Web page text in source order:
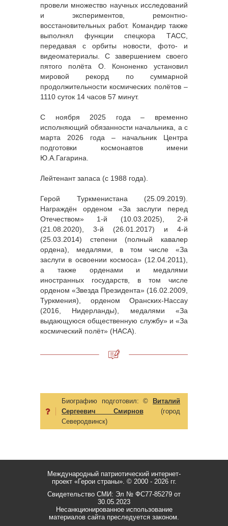
провели множество научных исследований
и экспериментов, ремонтно-
восстановительных работ. Командир также
выполнял функции спецкора ТАСС,
передавая с орбиты новости, фото- и
видеоматериалы. С завершением своего
пятого полёта О. Кононенко установил
мировой рекорд по суммарной
продолжительности космических полётов –
1110 суток 14 часов 57 минут.
С ноября 2025 года – временно
исполняющий обязанности начальника, а с
марта 2026 года – начальник Центра
подготовки космонавтов имени
Ю.А.Гагарина.
Лейтенант запаса (с 1988 года).
Герой Туркменистана (25.09.2019).
Награждён орденом «За заслуги перед
Отечеством» 1-й (10.03.2025), 2-й
(21.08.2020), 3-й (26.01.2017) и 4-й
(25.03.2014) степени (полный кавалер
ордена), медалями, в том числе «За
заслуги в освоении космоса» (12.04.2011),
а также орденами и медалями
иностранных государств, в том числе
орденом «Звезда Президента» (16.02.2009,
Туркмения), орденом Оранских-Нассау
(2016, Нидерланды), медалями «За
выдающуюся общественную службу» и «За
космический полёт» (НАСА).
Биографию подготовил:©
Виталий
Сергеевич Смирнов(город
Северодвинск)
Международный патриотический интернет-
проект «Герои страны». © 2000 - 2026 гг.
Свидетельство СМИ: Эл № ФС77-85279 от
30.05.2023
Несанкционированное использование
материалов сайта преследуется законом.